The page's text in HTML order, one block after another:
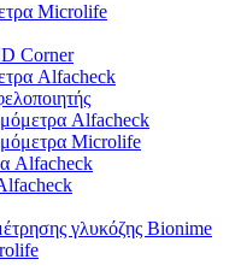
Microlife
Corner
Alfacheck
Alfacheck
Microlife
Alfacheck
γλυκόζης Bionime